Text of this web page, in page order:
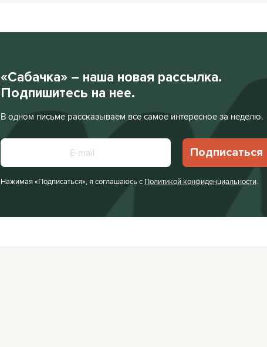
«Сабачка» – наша новая рассылка.
Подпишитесь на нее.
В одном письме рассказываем все самое интересное за неделю.
Подписаться
Нажимая «Подписаться», я соглашаюсь с Политикой конфиденциальности.